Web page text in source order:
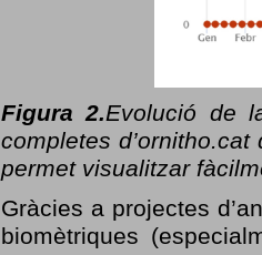
Figura 2.Evolució de
completes
permet visualitzar
Gràcies a projectes
biomètriques